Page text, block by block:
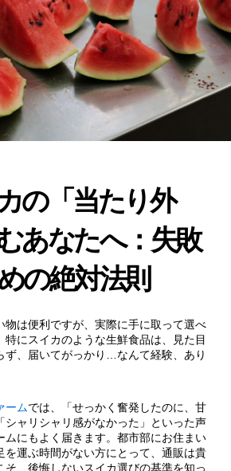
の「当たり外
あなたへ：失敗
の絶対法則
物は便利ですが、実際に手に取って選べ
特にスイカのような生鮮食品は、見た目
ず、届いてがっかり…なんて経験、あり
ームでは、「せっかく奮発したのに、甘
シャリシャリ感がなかった」といった声
ムにもよく届きます。都市部にお住まい
を運ぶ時間がない方にとって、通販は貴
そ、後悔しないスイカ選びの基準を知っ